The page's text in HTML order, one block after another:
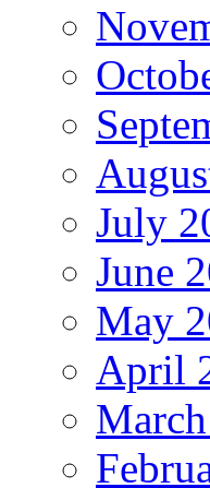
July
June
May
April